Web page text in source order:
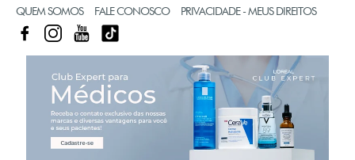
QUEM SOMOS FALE CONOSCO PRIVACIDADE - MEUS DIREITOS
FACEBOOKINSTAGRAM
YOUTUBE